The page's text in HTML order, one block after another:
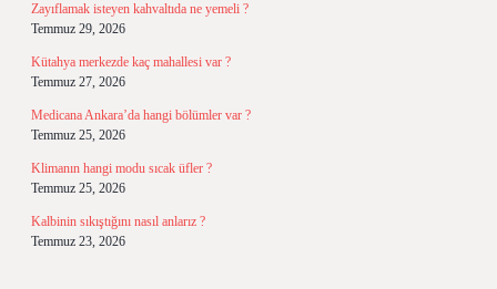
Zayıflamak isteyen kahvaltıda ne yemeli ?
Temmuz 29, 2026
Kütahya merkezde kaç mahallesi var ?
Temmuz 27, 2026
Medicana Ankara’da hangi bölümler var ?
Temmuz 25, 2026
Klimanın hangi modu sıcak üfler ?
Temmuz 25, 2026
Kalbinin sıkıştığını nasıl anlarız ?
Temmuz 23, 2026